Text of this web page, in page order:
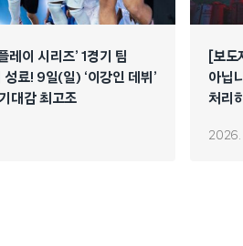
이 시리즈’ 1경기 팀
료! 9일(일) ‘이강인 데뷔’
대감 최고조
[보
아닙
처리
2026.